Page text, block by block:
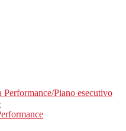
Performance/Piano esecutivo